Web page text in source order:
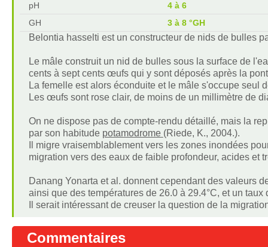
pH
4 à 6
GH
3 à 8 °GH
Belontia hasselti est un constructeur de nids de bulles
Le mâle construit un nid de bulles sous la surface de
cents à sept cents œufs qui y sont déposés après la
La femelle est alors éconduite et le mâle s'occupe seul
Les œufs sont rose clair, de moins de un millimètre de
On ne dispose pas de compte-rendu détaillé, mais la
par son habitude potamodrome (Riede, K., 2004.).
Il migre vraisemblablement vers les zones inondées
migration vers des eaux de faible profondeur, acides et
Danang Yonarta et al. donnent cependant des valeurs
ainsi que des températures de 26.0 à 29.4°C, et un taux
Il serait intéressant de creuser la question de la
Commentaires